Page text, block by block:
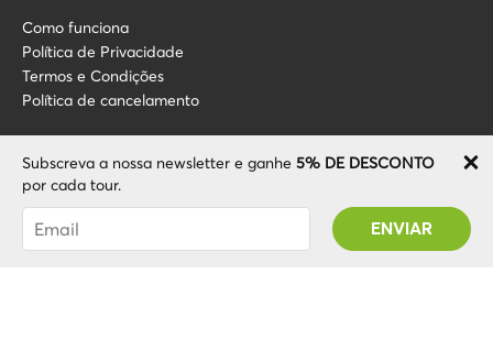
Subscreva a nossa newsletter e ganhe 5% DE DESCONTO
por cada tour.
Foi subscrito com sucesso! Receberá o seu
código Promo após validar a sua conta!
Como funciona
Política de Privacidade
Termos e Condições
Política de cancelamento
Sobre nós
FAQ
Torne-se um guia
info@localcooltour.com